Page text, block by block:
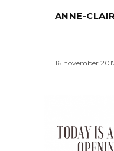
ANNE-
16 november